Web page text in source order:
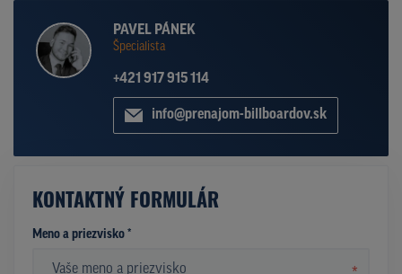
PAVEL PÁNEK
Špecialista
+421 917 915 114
info@prenajom-billboardov.sk
KONTAKTNÝ FORMULÁR
Meno a priezvisko *